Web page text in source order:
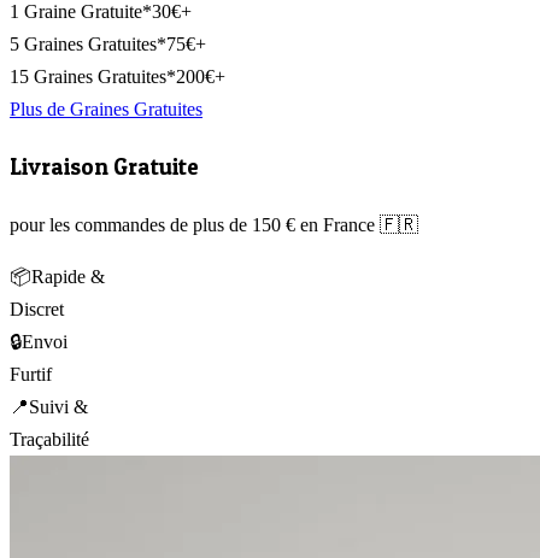
1 Graine Gratuite*30€+
5 Graines Gratuites*75€+
15 Graines Gratuites*200€+
Plus de Graines Gratuites
Livraison Gratuite
pour les commandes de plus de 150 € en France 🇫🇷
📦Rapide &
Discret
🔒Envoi
Furtif
📍Suivi &
Traçabilité